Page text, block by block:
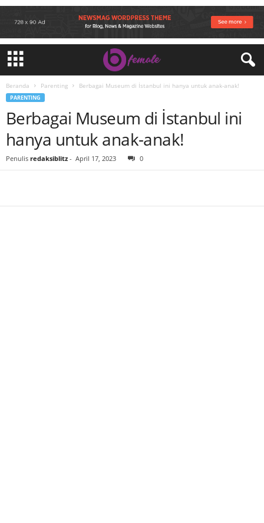
Beranda Parenting Berbagai Museum di İstanbul ini hanya untuk anak-anak!
PARENTING
Berbagai Museum di İstanbul ini
hanya untuk anak-anak!
Penulis redaksiblitz - April 17, 2023 0